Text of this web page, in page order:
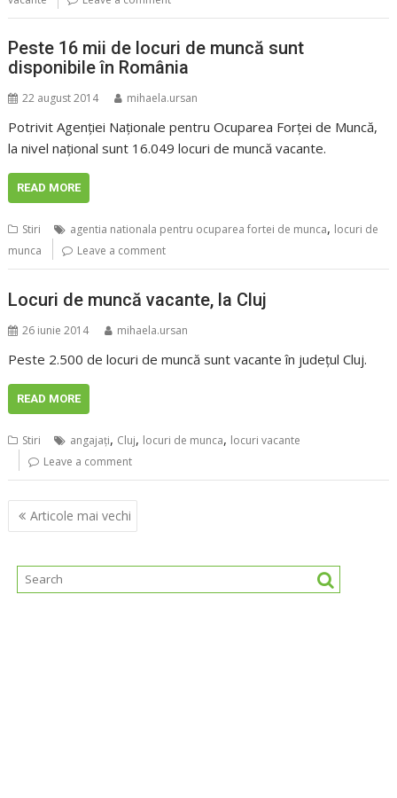
Peste 16 mii de locuri de muncă sunt
disponibile în România
22 august 2014 mihaela.ursan
Potrivit Agenţiei Naţionale pentru Ocuparea Forţei de Muncă,
la nivel naţional sunt 16.049 locuri de muncă vacante.
READ MORE
Stiri agentia nationala pentru ocuparea fortei de munca, locuri de
munca
Leave a comment
Locuri de muncă vacante, la Cluj
26 iunie 2014 mihaela.ursan
Peste 2.500 de locuri de muncă sunt vacante în judeţul Cluj.
READ MORE
Stiri angajaţi, Cluj, locuri de munca, locuri vacante
Leave a comment
Navigare
în
Articole mai vechi